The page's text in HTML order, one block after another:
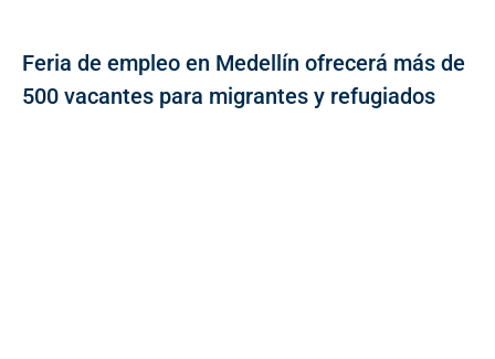
Feria de empleo en Medellín ofrecerá más de
500 vacantes para migrantes y refugiados